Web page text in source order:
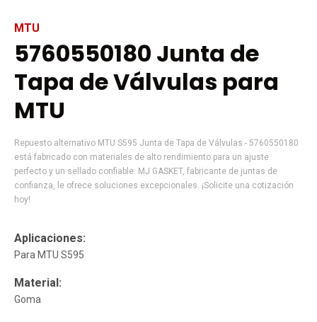
MTU
5760550180 Junta de
Tapa de Válvulas para
MTU
Repuesto alternativo MTU S595 Junta de Tapa de Válvulas - 5760550180
está fabricado con materiales de alto rendimiento para un ajuste
perfecto y un sellado confiable. MJ GASKET, fabricante de juntas de
confianza, le ofrece soluciones excepcionales. ¡Solicite una cotización
hoy!
Aplicaciones:
Para MTU S595
Material:
Goma